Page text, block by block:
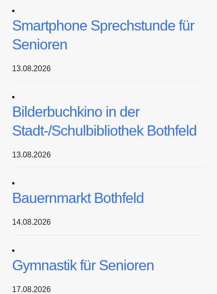
Smartphone Sprechstunde für
Senioren
13.08.2026
Bilderbuchkino in der
Stadt-/Schulbibliothek Bothfeld
13.08.2026
Bauernmarkt Bothfeld
14.08.2026
Gymnastik für Senioren
17.08.2026